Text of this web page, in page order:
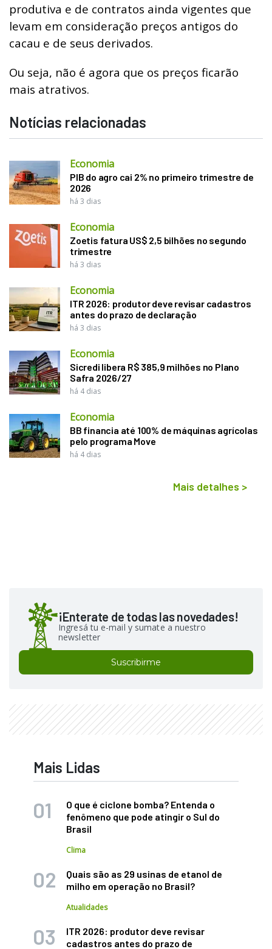
produtiva e de contratos ainda vigentes que
levam em consideração preços antigos do
cacau e de seus derivados.
Ou seja, não é agora que os preços ficarão
mais atrativos.
Notícias relacionadas
Economia
PIB do agro cai 2% no primeiro trimestre de
2026
há 3 dias
Economia
Zoetis fatura US$ 2,5 bilhões no segundo
trimestre
há 3 dias
Economia
ITR 2026: produtor deve revisar cadastros
antes do prazo de declaração
há 3 dias
Economia
Sicredi libera R$ 385,9 milhões no Plano
Safra 2026/27
há 4 dias
Economia
BB financia até 100% de máquinas agrícolas
pelo programa Move
há 4 dias
Mais detalhes >
¡Enterate de todas las novedades!
Ingresá tu e-mail y sumate a nuestro
newsletter
Suscribirme
Mais Lidas
O que é ciclone bomba? Entenda o
fenômeno que pode atingir o Sul do
Brasil
Clima
Quais são as 29 usinas de etanol de
milho em operação no Brasil?
Atualidades
ITR 2026: produtor deve revisar
cadastros antes do prazo de